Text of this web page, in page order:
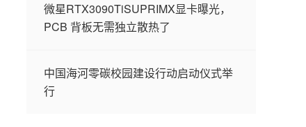
微星RTX3090TiSUPRIMX显卡曝光，
PCB 背板无需独立散热了
中国海河零碳校园建设行动启动仪式举
行